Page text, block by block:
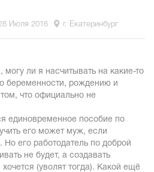
Июля 2016 г. Екатеринбург
ли я насчитывать на какие-то
беременности, рождению и
что официально не
единовременное пособие по
его может муж, если
Но его работодатель по доброй
не будет, а создавать
(уволят тогда). Какой ещё